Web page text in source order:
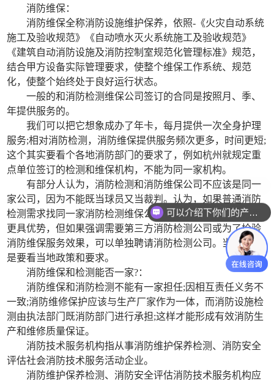
消防维保：
消防维保全称消防设施维护保养，依照-《火灾自动系统
施工及验收规范》《自动喷水灭火系统施工及验收规范》
《建筑自动消防设施及消防控制室规范化管理标准》规范，
结合甲方设备实际管理要求，使整个维保工作系统、规范
化，使整个始终处于良好运行状态。
一般的和消防检测维保公司签订的合同是按照月、季、
年提供服务的。
我们可以把它想象成办了年卡，每月提供一次全身护理
服务;相对消防检测，消防维保提供服务频次更多，时间更短;
这个其实要看个各地消防部门的要求了，例如杭州就规定重
点单位签订的检测和维保机构，不能为同一家机构。
有部分人认为，消防检测和消防维保公司不应该是同一
家公司，因为不能既当球员又当裁判。认为，如果普通消防
检测需求找同一家消防检测维保公司也可以，毕竟价格方面
更具优势，但如果强调需要第三方消防检测公司或为了检验
消防维保服务效果，可以单独聘请消防检测公司。当然具体
是要看当地政策和要求。
消防维保和检测能否一家?：
消防维保和消防检测不能有一家担任;因相互责任义务不
一致;消防维修保护应该与生产厂家作为一体，而消防设施检
测由执法部门既消防部门进行承担;这样才能形成有效消防生
产和维修质量保证。
消防技术服务机构指从事消防维护保养检测、消防安全
评估社会消防技术服务活动企业。
消防维护保养检测、消防安全评估消防技术服务机构应
可以介绍下你们的产品么？